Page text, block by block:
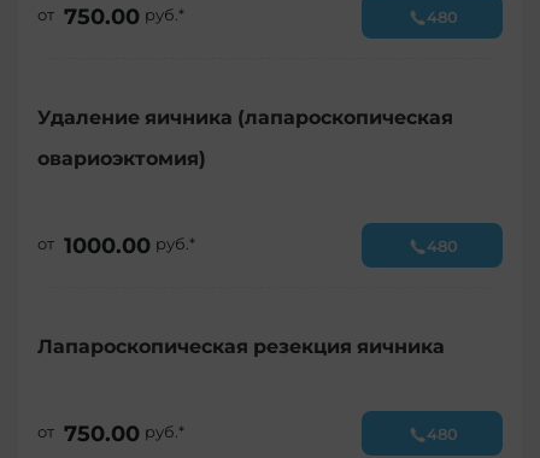
от 750.00 руб.* 480
Удаление яичника (лапароскопическая
овариоэктомия)
от 1000.00 руб.* 480
Лапароскопическая резекция яичника
от 750.00 руб.* 480